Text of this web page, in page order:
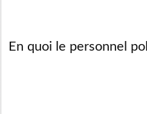
En quoi le personnel